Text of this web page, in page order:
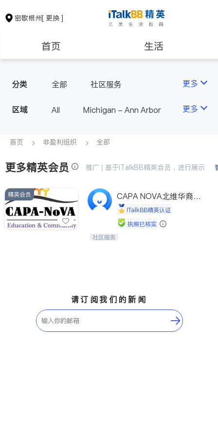
密歇根州[ 更换 ]
首页 生活
房地产租售 建筑装修
教育
非盈利组织
分类 全部 社区服务 更多
区域 All Michigan - Ann Arbor 更多
首页 非盈利组织 全部
更多精英会员 推广 | 基于iTalkBB精英会员，进行展示
精英会员
CAPA NOVA北维华裔家
长会iTalkBB精英认证
执照已核实
连接家长与社会，赋能孩子与下一代，
社区服务
请订阅我们的新闻